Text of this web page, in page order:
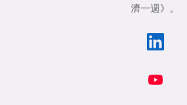
濟一週》
。